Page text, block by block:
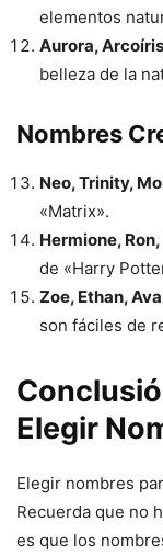
elementos
Aurora,
belleza de la
Nombres
Neo, Trinity,
«Matrix».
Hermione,
de «Harry
Zoe, Ethan, Ava
son fáciles de
Elegir
Elegir nombres
Recuerda que no
es que los